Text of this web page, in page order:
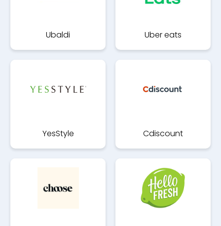
Ubaldi Uber eats
YesStyle Cdiscount